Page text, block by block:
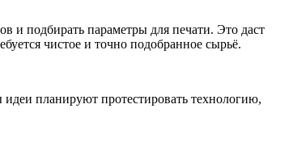
и подбирать параметры для печати. Это даст
чистое и точно подобранное сырьё.
планируют протестировать технологию,